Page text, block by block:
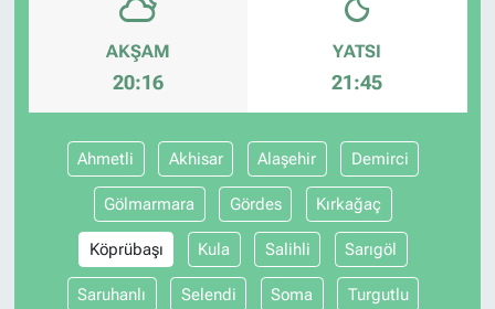
AKŞAM
20:16
YATSI
21:45
Ahmetli Akhisar Alaşehir Demirci
Gölmarmara Gördes Kırkağaç
Köprübaşı Kula Salihli Sarıgöl
Saruhanlı Selendi Soma Turgutlu